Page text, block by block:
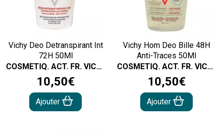
Vichy Deo Detranspirant Int
72H 50Ml
COSMETIQ. ACT. FR. VICHY
10,50€
Ajouter
Vichy Hom Deo Bille 48H
Anti-Traces 50Ml
COSMETIQ. ACT. FR. VICHY
10,50€
Ajouter